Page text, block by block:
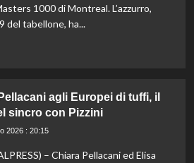
1000 di Montreal. L’azzurro,
del tabellone, ha...
agli Europei di tuffi, il
sincro con Pizzini
2026 : 20:15
– Chiara Pellacani ed Elisa